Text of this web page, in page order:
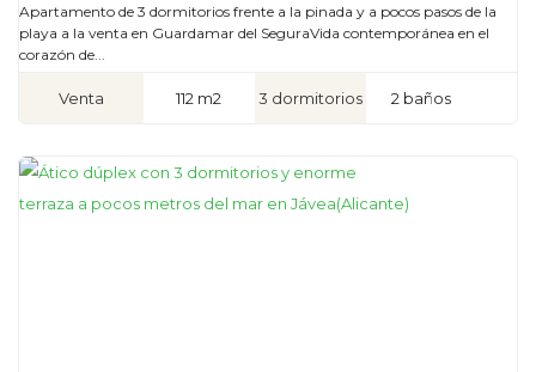
Apartamento de 3 dormitorios frente a la pinada y a pocos pasos de la
playa a la venta en Guardamar del SeguraVida contemporánea en el
corazón de...
Venta 112 m2 3 dormitorios 2 baños